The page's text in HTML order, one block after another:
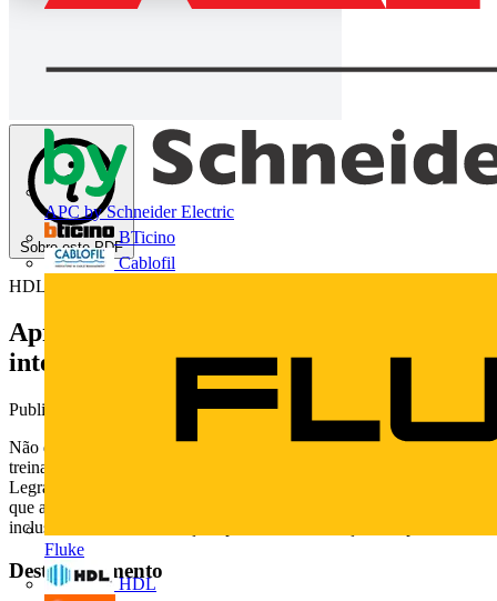
APC by Schneider Electric
BTicino
Cablofil
Fluke
HDL
Sobre este PDF
HDL
Apresentação do webinar "Sistemas de
interfonia HDL"
Publicado: 24 de maio de 2016· Categoria: Technical Papers
Não deixe de conferir a apresentação realizada no âmbito do
treinamento online realizado pela HDL - uma marca do Grupo
Legrand - no dia 24.05.2016. Este é um treinamento bem prático
que apresenta as soluções de interfonia da marca e tem
inclusivamente demonstrações práticas de instalação dos produtos.
Deste documento